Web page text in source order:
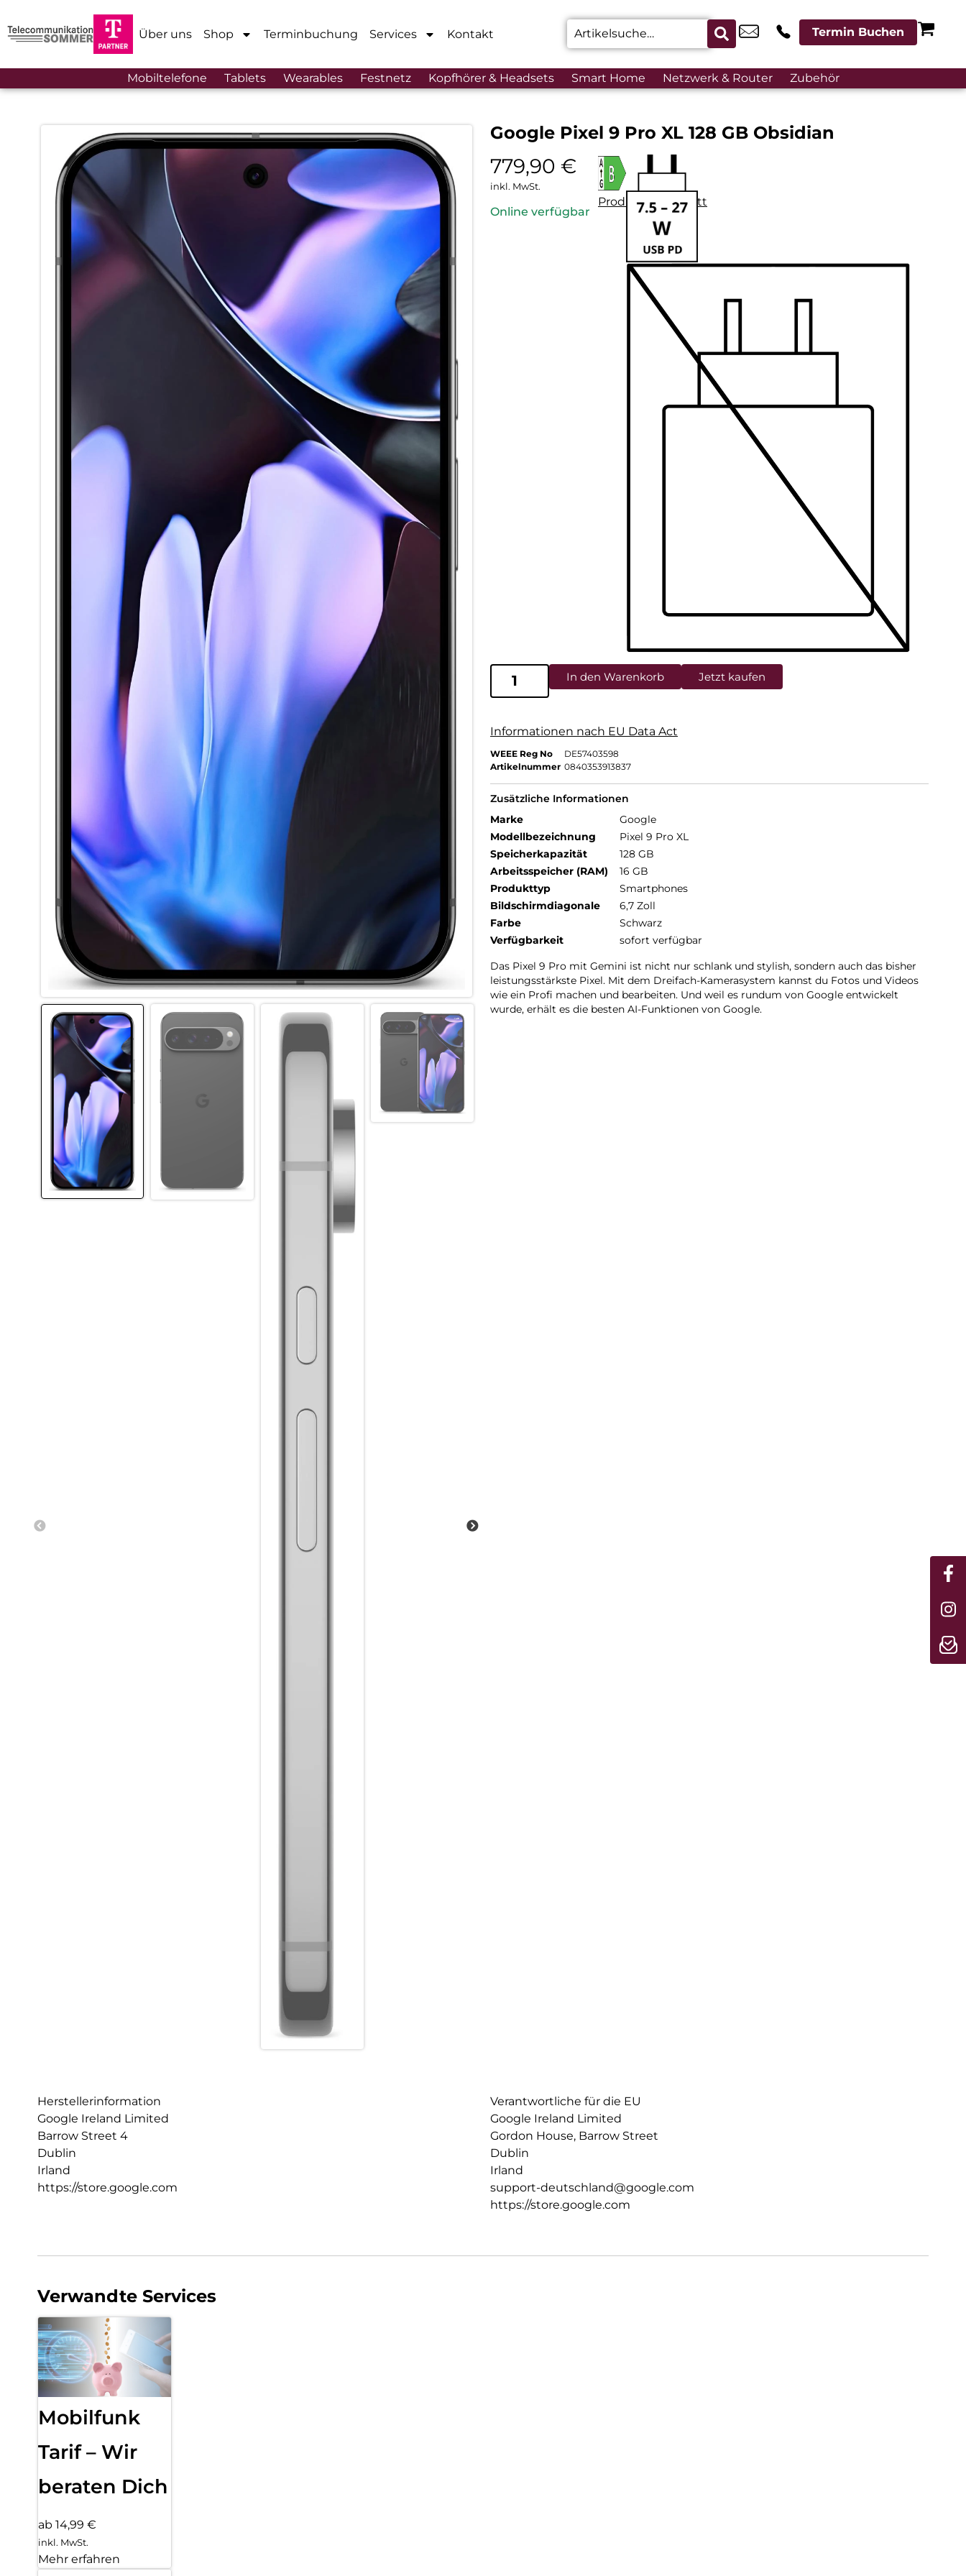
Über uns Shop Terminbuchung Services Kontakt Termin Buchen
Mobiltelefone Tablets Wearables Festnetz Kopfhörer & Headsets Smart Home Netzwerk & Router Zubehör
Google Pixel 9 Pro XL 128 GB Obsidian
779,90 €
inkl. MwSt.
Online verfügbar
Produktdatenblatt
In den Warenkorb Jetzt kaufen
Informationen nach EU Data Act
WEEE Reg No
DE57403598
Artikelnummer 0840353913837
Zusätzliche Informationen
Marke
Google
Modellbezeichnung
Pixel 9 Pro XL
Speicherkapazität
128 GB
Arbeitsspeicher (RAM)
16 GB
Produkttyp
Smartphones
Bildschirmdiagonale
6,7 Zoll
Farbe
Schwarz
Verfügbarkeit
sofort verfügbar
Das Pixel 9 Pro mit Gemini ist nicht nur schlank und stylish, sondern auch das bisher
leistungsstärkste Pixel. Mit dem Dreifach-Kamerasystem kannst du Fotos und Videos
wie ein Profi machen und bearbeiten. Und weil es rundum von Google entwickelt
wurde, erhält es die besten AI-Funktionen von Google.
Herstellerinformation
Google Ireland Limited
Barrow Street 4
Dublin
Irland
https://store.google.com
Verantwortliche für die EU
Google Ireland Limited
Gordon House, Barrow Street
Dublin
Irland
support-deutschland@google.com
https://store.google.com
Verwandte Services
Mobilfunk
Tarif – Wir
beraten Dich
ab 14,99 €
inkl. MwSt.
Mehr erfahren